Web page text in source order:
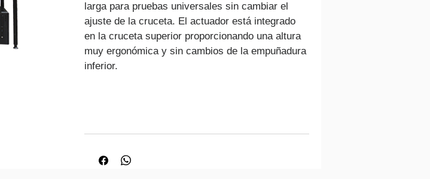
larga para pruebas universales sin cambiar el
ajuste de la cruceta. El actuador está integrado
en la cruceta superior proporcionando una altura
muy ergonómica y sin cambios de la empuñadura
inferior.